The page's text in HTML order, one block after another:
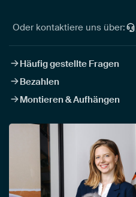
Oder kontaktiere uns über:
Häufig gestellte Fragen
Bezahlen
Montieren & Aufhängen